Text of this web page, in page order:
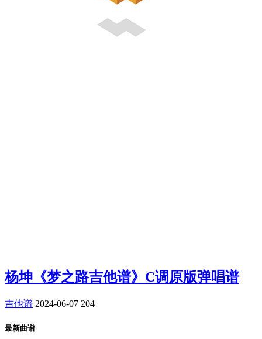
杨坤《梦之路吉他谱》C调原版弹唱谱
吉他谱 2024-06-07 204
最新曲谱